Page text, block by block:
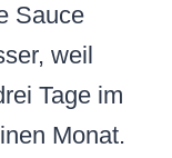
Sauce
weil
Tage im
Monat.